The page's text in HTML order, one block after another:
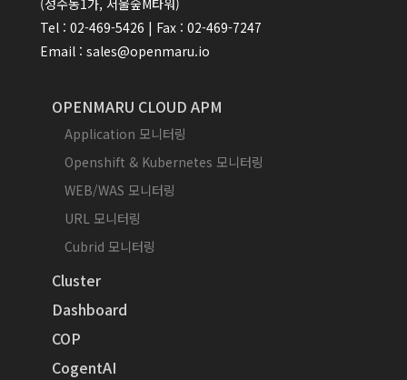
Tel : 02-469-5426 | Fax : 02-469-7247
Email : sales@openmaru.io
OPENMARU CLOUD APM
Application 모니터링
Openshift & Kubernetes 모니터링
WEB/WAS 모니터링
URL 모니터링
Cubrid 모니터링
Cluster
Dashboard
COP
CogentAI